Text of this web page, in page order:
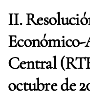
II.
Central
octubre de